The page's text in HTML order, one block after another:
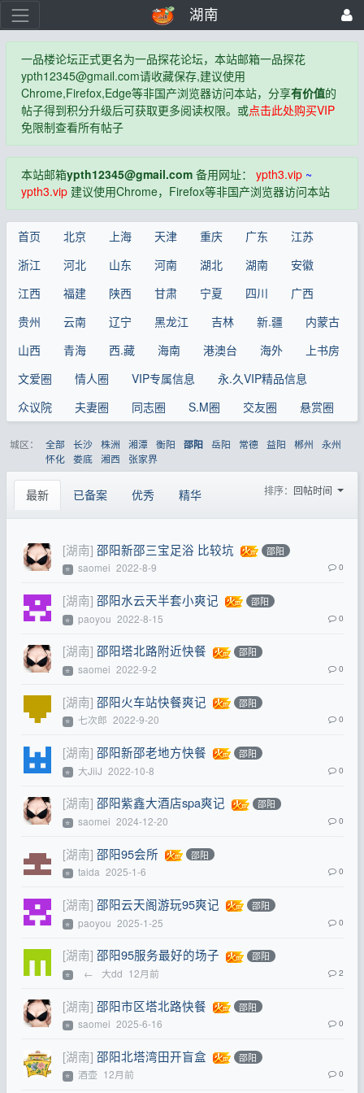
湖南
一品楼论坛正式更名为一品探花论坛，本站邮箱一品探花
ypth12345@gmail.com请收藏保存,建议使用
Chrome,Firefox,Edge等非国产浏览器访问本站，分享有价值的
帖子得到积分升级后可获取更多阅读权限。或点击此处购买VIP
免限制查看所有帖子
本站邮箱ypth12345@gmail.com备用网址： ypth3.vip~
ypth3.vip建议使用Chrome，Firefox等非国产浏览器访问本站
首页 北京 上海 天津 重庆 广东
江苏
浙江
河北 山东 河南 湖北 湖南
安徽
江西
福建 陕西 甘肃 宁夏 四川
广西
贵州
云南 辽宁 黑龙江 吉林 新.疆
内蒙古
山西
青海 西.藏 海南 港澳台 海外
上书房
文爱圈
情人圈 VIP专属信息
永.久VIP精品信息
众议院
夫妻圈 同志圈 S.M圈 交友圈 悬赏圈
城区： 全部 长沙 株洲 湘潭 衡阳 邵阳 岳阳 常德 益阳 郴州
永州
怀化 娄底 湘西 张家界
最新 已备案 优秀 精华 排序： 回帖时间
[湖南] 邵阳新邵三宝足浴 比较坑 邵阳
⭐ saomei 2022-8-9 0
[湖南] 邵阳水云天半套小爽记 邵阳
⭐ paoyou 2022-8-15 0
[湖南] 邵阳塔北路附近快餐 邵阳
⭐ saomei 2022-9-2 0
[湖南] 邵阳火车站快餐爽记 邵阳
⭐ 七次郎 2022-9-20 0
[湖南] 邵阳新邵老地方快餐 邵阳
⭐ 大JiiJ 2022-10-8 0
[湖南] 邵阳紫鑫大酒店spa爽记 邵阳
⭐ saomei 2024-12-20 0
[湖南] 邵阳95会所 邵阳
⭐ taida 2025-1-6 0
[湖南] 邵阳云天阁游玩95爽记 邵阳
⭐ paoyou 2025-1-25 0
[湖南] 邵阳95服务最好的场子 邵阳
⭐ ← 大dd 12月前 2
[湖南] 邵阳市区塔北路快餐 邵阳
⭐ saomei 2025-6-16 0
[湖南] 邵阳北塔湾田开盲盒 邵阳
⭐ 酒壶 12月前 0